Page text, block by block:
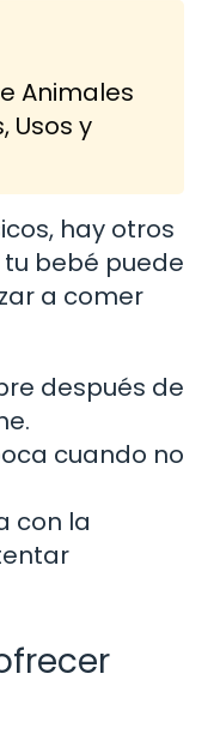
Animales
Usos y
hay otros
bebé puede
a comer
después de
cuando no
con la